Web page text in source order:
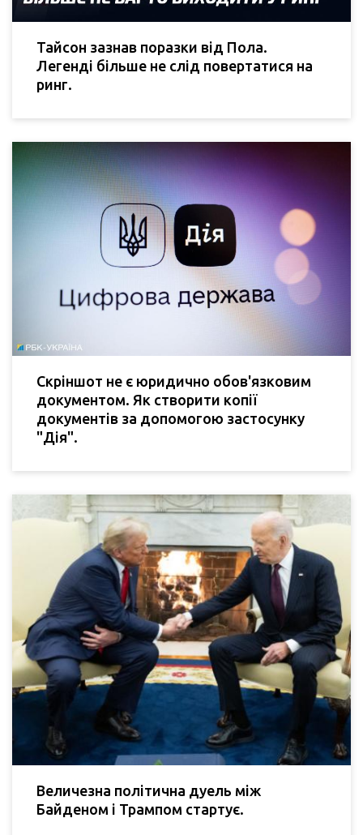
Тайсон зазнав поразки від Пола.
Легенді більше не слід повертатися на
ринг.
Скріншот не є юридично обов'язковим
документом. Як створити копії
документів за допомогою застосунку
"Дія".
Величезна політична дуель між
Байденом і Трампом стартує.